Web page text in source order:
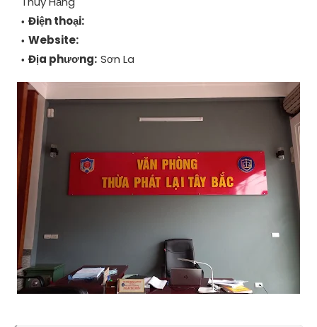
Điện thoại:
Website:
Địa phương: Sơn La